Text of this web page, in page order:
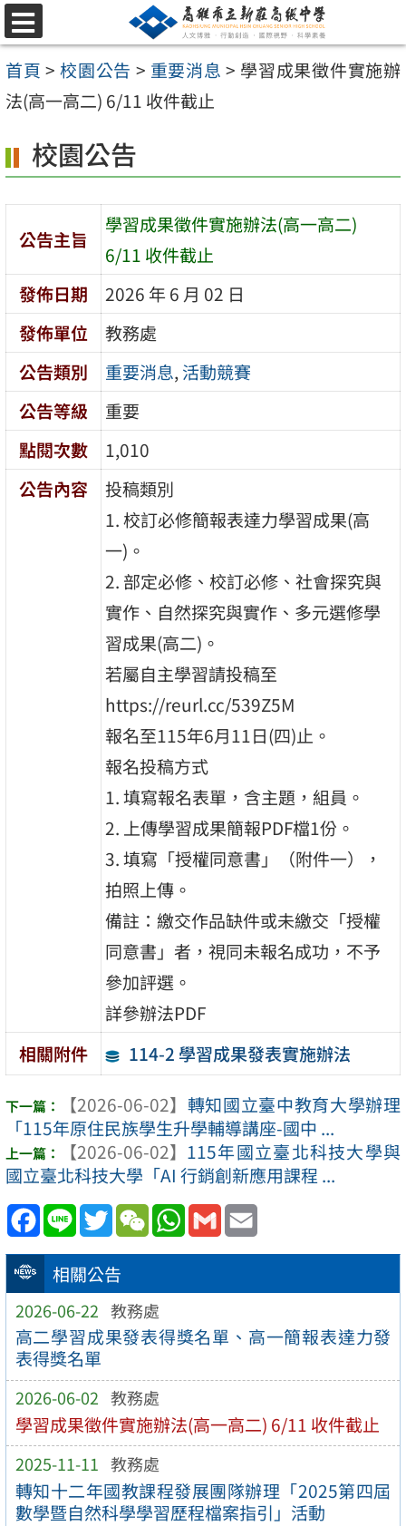
跳
至
主
要
容
區
選
單
首頁 > 校園公告 > 重要消息 > 學習成果徵件實施辦
法(高一高二) 6/11 收件截止
相關公告
2026-06-22 教務處
高二學習成果發表得獎名單、高一簡報表達力發
表得獎名單
2026-06-02 教務處
學習成果徵件實施辦法(高一高二) 6/11 收件截止
2025-11-11 教務處
轉知十二年國教課程發展團隊辦理「2025第四屆
數學暨自然科學學習歷程檔案指引」活動
校園公告
公告主旨
學習成果徵件實施辦法(高一高二)
6/11 收件截止
發佈日期
2026 年 6 月 02 日
發佈單位
教務處
公告類別
重要消息,活動競賽
公告等級
重要
點閱次數
1,010
公告內容
投稿類別
1. 校訂必修簡報表達力學習成果(高
一)。
2. 部定必修、校訂必修、社會探究與
實作、自然探究與實作、多元選修學
習成果(高二)。
若屬自主學習請投稿至
https://reurl.cc/539Z5M
報名至115年6月11日(四)止。
報名投稿方式
1. 填寫報名表單，含主題，組員。
2. 上傳學習成果簡報PDF檔1份。
3. 填寫「授權同意書」（附件一），
拍照上傳。
備註：繳交作品缺件或未繳交「授權
同意書」者，視同未報名成功，不予
參加評選。
詳參辦法PDF
相關附件
114-2 學習成果發表實施辦法
【2026-06-02】 轉知國立臺中教育大學辦理
「115年原住民族學生升學輔導講座-國中 ...
【2026-06-02】 115年國立臺北科技大學與
國立臺北科技大學「AI 行銷創新應用課程 ...
Facebook
Line TwitterWeChatWhatsApp
Gmail